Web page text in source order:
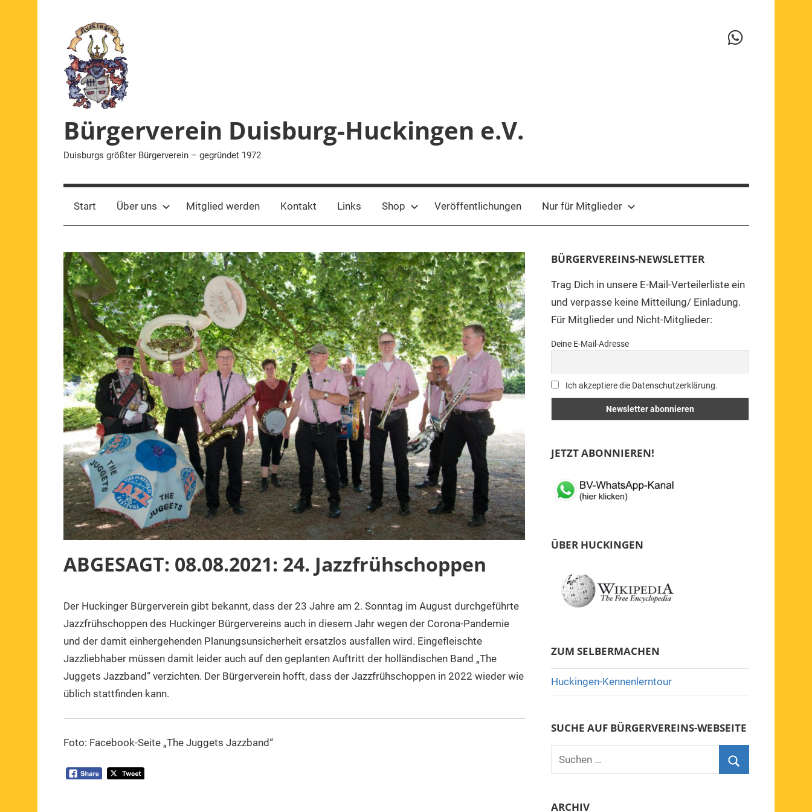
Bürgerverein Duisburg-Huckingen e.V.
Duisburgs größter Bürgerverein – gegründet 1972
WhatsApp-
Start Über uns Mitglied werden Kontakt Links Shop Veröffentlichungen Nur für Mitglieder
ABGESAGT: 08.08.2021: 24. Jazzfrühschoppen
1.
August
2021
1.
Vorsitzender
Mitteilung,
Veranstaltung
Der Huckinger Bürgerverein gibt bekannt, dass der 23 Jahre am 2. Sonntag im August durchgeführte
Jazzfrühschoppen des Huckinger Bürgervereins auch in diesem Jahr wegen der Corona-Pandemie
und der damit einhergehenden Planungsunsicherheit ersatzlos ausfallen wird. Eingefleischte
Jazzliebhaber müssen damit leider auch auf den geplanten Auftritt der holländischen Band „The
Juggets Jazzband“ verzichten. Der Bürgerverein hofft, dass der Jazzfrühschoppen in 2022 wieder wie
üblich stattfinden kann.
Foto: Facebook-Seite „The Juggets Jazzband“
BÜRGERVEREINS-NEWSLETTER
Trag Dich in unsere E-Mail-Verteilerliste ein
und verpasse keine Mitteilung/ Einladung.
Für Mitglieder und Nicht-Mitglieder:
Deine E-Mail-Adresse
Ich akzeptiere die Datenschutzerklärung.
JETZT ABONNIEREN!
ÜBER HUCKINGEN
ZUM SELBERMACHEN
Huckingen-Kennenlerntour
SUCHE AUF BÜRGERVEREINS-WEBSEITE
Suchen
nach:
ARCHIV